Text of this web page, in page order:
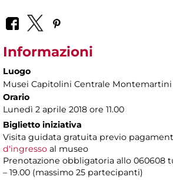
Informazioni
Luogo
Musei Capitolini Centrale Montemartini
Orario
Lunedì 2 aprile 2018 ore 11.00
Biglietto iniziativa
Visita guidata gratuita previo
d'ingresso al museo
Prenotazione obbligatoria allo 060608
– 19.00 (massimo 25 partecipanti)